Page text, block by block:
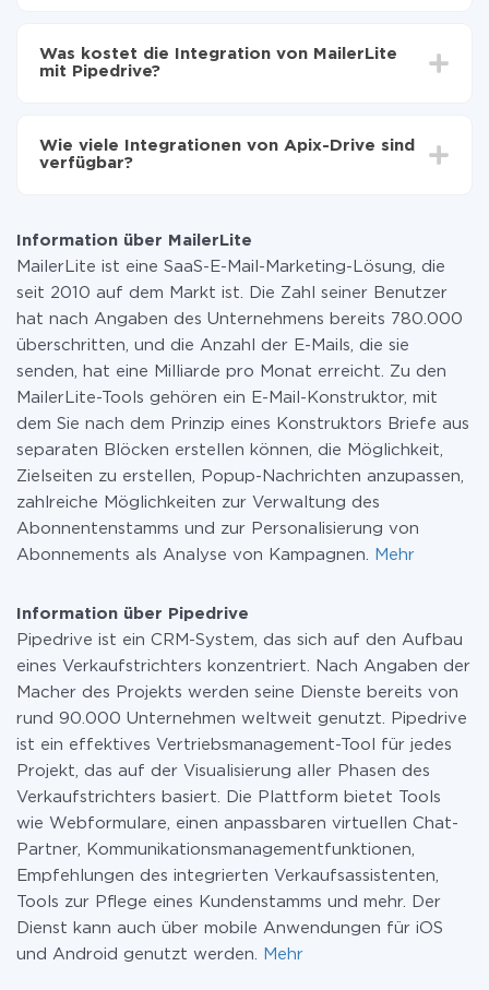
auf Pipedrive übertragen
Im Durchschnitt dauert es 10-15 Minuten.
Was kostet die Integration von MailerLite
mit Pipedrive?
zahlen nur für die Datenmenge, die über unseren
Service von einem System auf ein anderes übertragen
Weitere Informationen zuTarifen
Wie viele Integrationen von Apix-Drive sind
verfügbar?
Information über MailerLite
MailerLite ist eine SaaS-E-Mail-Marketing-Lösung, die
seit 2010 auf dem Markt ist. Die Zahl seiner Benutzer
hat nach Angaben des Unternehmens bereits 780.000
überschritten, und die Anzahl der E-Mails, die sie
senden, hat eine Milliarde pro Monat erreicht. Zu den
MailerLite-Tools gehören ein E-Mail-Konstruktor, mit
dem Sie nach dem Prinzip eines Konstruktors Briefe aus
separaten Blöcken erstellen können, die Möglichkeit,
Zielseiten zu erstellen, Popup-Nachrichten anzupassen,
zahlreiche Möglichkeiten zur Verwaltung des
Abonnentenstamms und zur Personalisierung von
Abonnements als Analyse von Kampagnen.
Mehr
Information über Pipedrive
Pipedrive ist ein CRM-System, das sich auf den Aufbau
eines Verkaufstrichters konzentriert. Nach Angaben der
Macher des Projekts werden seine Dienste bereits von
rund 90.000 Unternehmen weltweit genutzt. Pipedrive
ist ein effektives Vertriebsmanagement-Tool für jedes
Projekt, das auf der Visualisierung aller Phasen des
Verkaufstrichters basiert. Die Plattform bietet Tools
wie Webformulare, einen anpassbaren virtuellen Chat-
Partner, Kommunikationsmanagementfunktionen,
Empfehlungen des integrierten Verkaufsassistenten,
Tools zur Pflege eines Kundenstamms und mehr. Der
Dienst kann auch über mobile Anwendungen für iOS
und Android genutzt werden.
Mehr